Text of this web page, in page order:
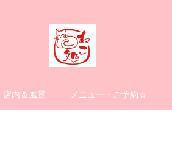
店内＆風景 メニュー・ご予約☆